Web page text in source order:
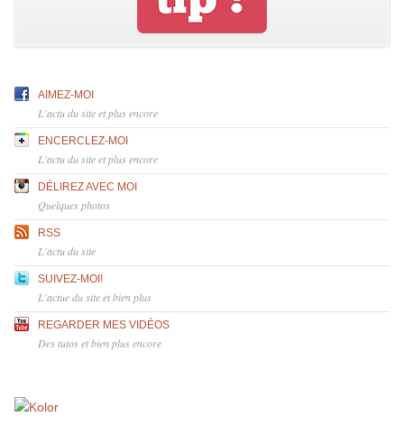
AIMEZ-MOI
L'actu du site et plus encore
ENCERCLEZ-MOI
L'actu du site et plus encore
DÉLIREZ AVEC MOI
Quelques photos
RSS
L'actu du site
SUIVEZ-MOI!
L'actue du site et bien plus
REGARDER MES VIDÉOS
Des tutos et bien plus encore